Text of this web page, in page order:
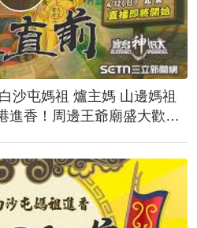
沙屯媽祖 爐主媽 山邊媽祖
進香！周邊王爺廟盛大歡